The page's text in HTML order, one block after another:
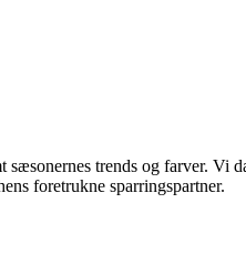
trends og farver. Vi
foretrukne sparringspartner.